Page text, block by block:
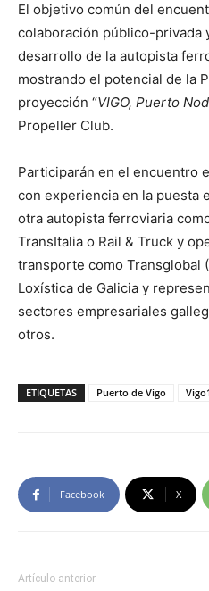
El objetivo común del
colaboración público-privada
desarrollo de la autopista
mostrando el potencial de la
proyección “VIGO, Puerto
Propeller Club.
Participarán en el encuentro
con experiencia en la puesta
otra autopista ferroviaria
TransItalia o Rail & Truck y
transporte como Transglobal
Loxística de Galicia y
sectores empresariales
otros.
ETIQUETAS Puerto de Vigo
Facebook X
Artículo anterior